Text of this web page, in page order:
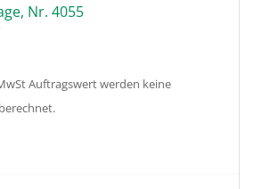
Nr. 4055
Auftragswert werden keine